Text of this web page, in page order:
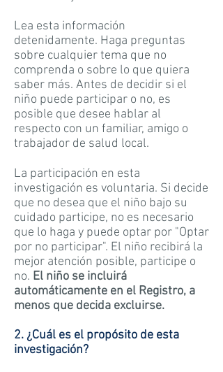
Lea esta información
detenidamente. Haga preguntas
sobre cualquier tema que no
comprenda o sobre lo que quiera
saber más. Antes de decidir si el
niño puede participar o no, es
posible que desee hablar al
respecto con un familiar, amigo o
trabajador de salud local.
La participación en esta
investigación es voluntaria. Si decide
que no desea que el niño bajo su
cuidado participe, no es necesario
que lo haga y puede optar por "Optar
por no participar". El niño recibirá la
mejor atención posible, participe o
no. El niño se incluirá
automáticamente en el Registro, a
menos que decida excluirse.
2. ¿Cuál es el propósito de esta
investigación?